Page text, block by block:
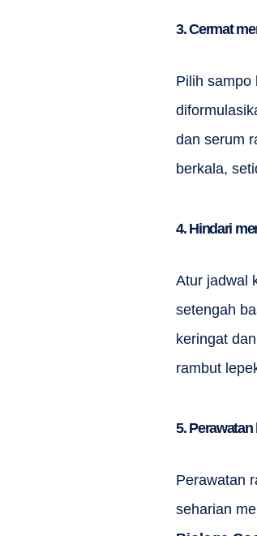
3. Cermat
Pilih sampo
dan serum
berkala,
4. Hindari
Atur jadwal
setengah
keringat
rambut
5.
Perawatan
seharian